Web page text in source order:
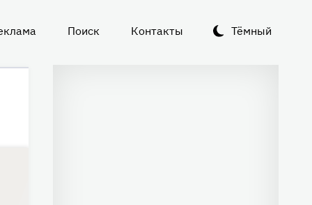
Тёмный
Поиск Контакты